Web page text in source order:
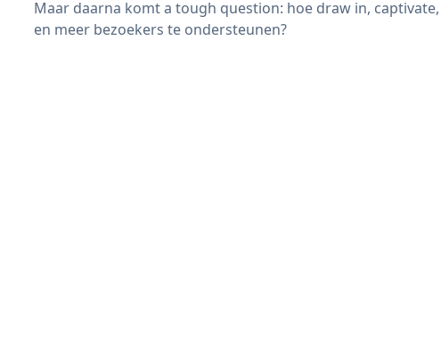
Maar daarna komt a tough question: hoe draw in,
en meer bezoekers te ondersteunen?